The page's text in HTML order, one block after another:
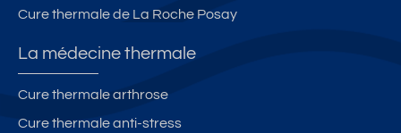
Cure thermale de La Roche Posay
La médecine thermale
Cure thermale arthrose
Cure thermale anti-stress